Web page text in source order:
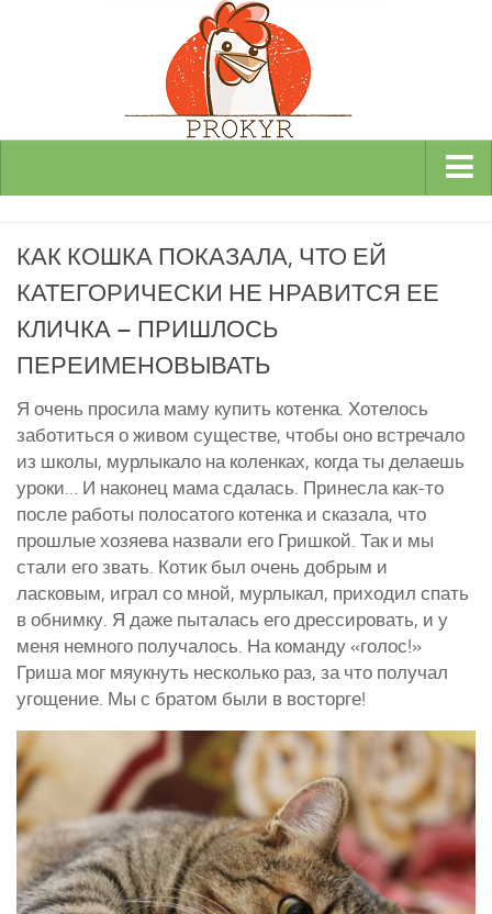
Декоративные
Мясные
Мясо-яичные
Яичные
Инкубаторы
Здоровье кур
Разведение и содержание кур
Курятники и клетки
Полезное о курах
Другие птицы
Гуси
Индюки
Утки
КАК КОШКА ПОКАЗАЛА, ЧТО ЕЙ
КАТЕГОРИЧЕСКИ НЕ НРАВИТСЯ ЕЕ
КЛИЧКА – ПРИШЛОСЬ
ПЕРЕИМЕНОВЫВАТЬ
Я очень просила маму купить котенка. Хотелось
заботиться о живом существе, чтобы оно встречало
из школы, мурлыкало на коленках, когда ты делаешь
уроки… И наконец мама сдалась. Принесла как-то
после работы полосатого котенка и сказала, что
прошлые хозяева назвали его Гришкой. Так и мы
стали его звать. Котик был очень добрым и
ласковым, играл со мной, мурлыкал, приходил спать
в обнимку. Я даже пыталась его дрессировать, и у
меня немного получалось. На команду «голос!»
Гриша мог мяукнуть несколько раз, за что получал
угощение. Мы с братом были в восторге!